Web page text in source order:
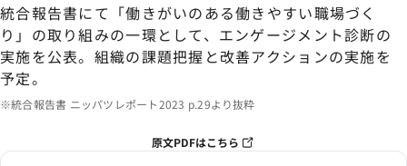
統合報告書にて「働きがいのある働きやすい職場づく
り」の取り組みの一環として、エンゲージメント診断の
実施を公表。組織の課題把握と改善アクションの実施を
予定。
※統合報告書 ニッパツレポート2023 p.29より抜粋
原文PDFはこちら